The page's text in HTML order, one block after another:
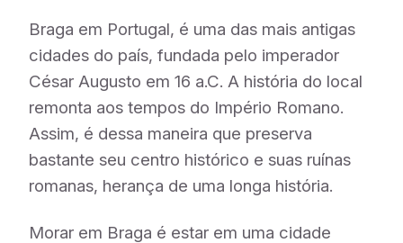
Braga em Portugal, é uma das mais antigas
cidades do país, fundada pelo imperador
César Augusto em 16 a.C. A história do local
remonta aos tempos do Império Romano.
Assim, é dessa maneira que preserva
bastante seu centro histórico e suas ruínas
romanas, herança de uma longa história.
Morar em Braga é estar em uma cidade